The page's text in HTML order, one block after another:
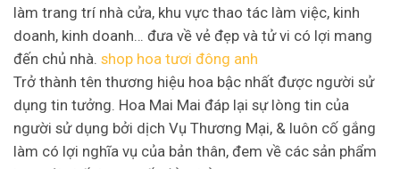
làm trang trí nhà cửa, khu vực thao tác làm việc, kinh
doanh, kinh doanh… đưa về vẻ đẹp và tử vi có lợi mang
đến chủ nhà. shop hoa tươi đông anh
Trở thành tên thương hiệu hoa bậc nhất được người sử
dụng tin tưởng. Hoa Mai Mai đáp lại sự lòng tin của
người sử dụng bởi dịch Vụ Thương Mại, & luôn cố gắng
làm có lợi nghĩa vụ của bản thân, đem về các sản phẩm